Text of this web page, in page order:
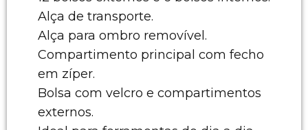
Alça de transporte.
Alça para ombro removível.
Compartimento principal com fecho
em zíper.
Bolsa com velcro e compartimentos
externos.